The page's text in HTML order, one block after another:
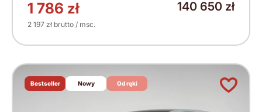
1 786 zł
2 197 zł brutto / msc.
140 650 zł
Bestseller Nowy Od ręki